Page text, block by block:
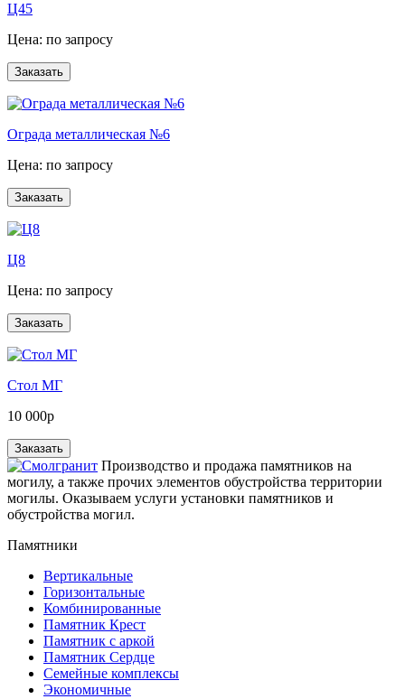
Ц45
Цена: по запросу
Ограда металлическая №6
Цена: по запросу
Ц8
Цена: по запросу
Стол МГ
10 000р
Производство и продажа памятников на
могилу, а также прочих элементов обустройства территории
могилы. Оказываем услуги установки памятников и
обустройства могил.
Памятники
Вертикальные
Горизонтальные
Комбинированные
Памятник Крест
Памятник с аркой
Памятник Сердце
Семейные комплексы
Экономичные